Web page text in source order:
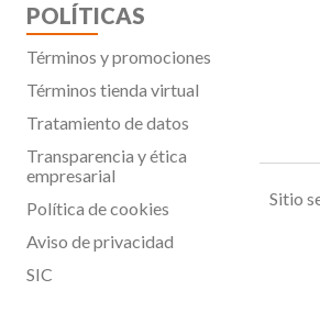
POLÍTICAS
Términos y promociones
Términos tienda virtual
Tratamiento de datos
Transparencia y ética
empresarial
Política de cookies
Aviso de privacidad
SIC
Sitio